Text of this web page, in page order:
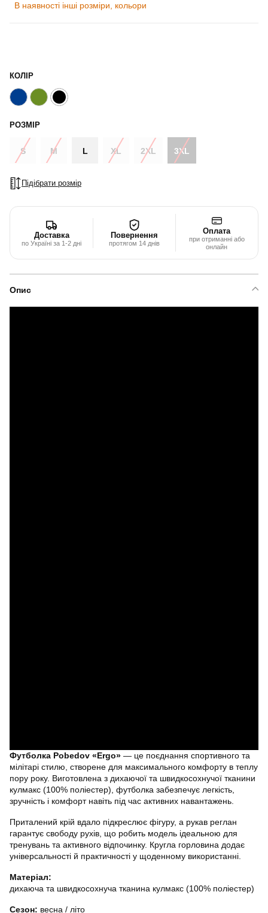
В наявності інші розміри, кольори
КОЛІР
РОЗМІР
S M L XL 2XL 3XL
Підібрати розмір
Доставка
по Україні за 1-2 дні
Повернення
протягом 14 днів
Оплата
при отриманні або
онлайн
Опис
Футболка Pobedov «Ergo» — це поєднання спортивного та
мілітарі стилю, створене для максимального комфорту в теплу
пору року. Виготовлена з дихаючої та швидкосохнучої тканини
кулмакс (100% поліестер), футболка забезпечує легкість,
зручність і комфорт навіть під час активних навантажень.
Приталений крій вдало підкреслює фігуру, а рукав реглан
гарантує свободу рухів, що робить модель ідеальною для
тренувань та активного відпочинку. Кругла горловина додає
універсальності й практичності у щоденному використанні.
Матеріал:
дихаюча та швидкосохнуча тканина кулмакс (100% поліестер)
Сезон: весна / літо